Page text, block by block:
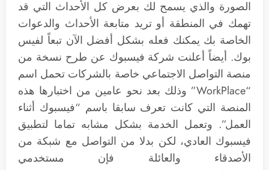
الصورة والذي يسمح لك بعرض كل الأحداث التي قد
تهمك في المنطقة أو تريد متابعة الأحداث والدعوات
الخاصة بك يمكنك فعله بشكل أفضل الآن تبعاً لفيس
بوك. أيضاً أعلنت شركة فيسبوك عن طرح نسخة من
منصة التواصل الاجتماعي خاصة بالشركات تحمل اسم
“WorkPlace” وذلك بعد نحو عامين من اختبارها هذه
المنصة التي كانت تعرف سابقا باسم “فيسبوك أثناء
العمل”. وتعمل الخدمة بشكل مشابه تماما لتطبيق
فيسبوك العادي، لكن بدلا من التواصل مع شبكة من
الأصدقاء والعائلة فإن مستخدمي